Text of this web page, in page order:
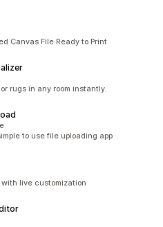
Canvas File Ready to Print
rugs in any room instantly.
to use file uploading app
live customization